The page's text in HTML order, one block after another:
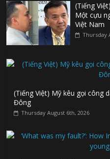
(Tiếng
Một cựu
Việt Nam
Thursday
(Tiếng Việt) Mỹ kêu gọi công
Đông
Thursday August 6th, 2026